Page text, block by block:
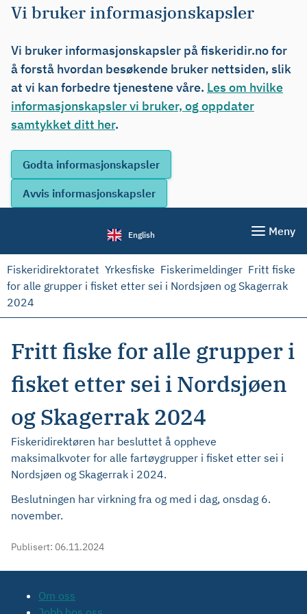
Vi bruker informasjonskapsler
Vi bruker informasjonskapsler på fiskeridir.no for
å forstå hvordan besøkende bruker nettsiden, slik
at vi kan forbedre tjenestene våre. Les om hvilke
informasjonskapsler vi bruker, og oppdater
samtykket ditt her.
English Meny
Fiskeridirektoratet Yrkesfiske Fiskerimeldinger Fritt fiske
for alle grupper i fisket etter sei i Nordsjøen og Skagerrak
2024
Fritt fiske for alle grupper i
fisket etter sei i Nordsjøen
og Skagerrak 2024
Fiskeridirektøren har besluttet å oppheve
maksimalkvoter for alle fartøygrupper i fisket etter sei i
Nordsjøen og Skagerrak i 2024.
Beslutningen har virkning fra og med i dag, onsdag 6.
november.
Publisert: 06.11.2024
Om oss